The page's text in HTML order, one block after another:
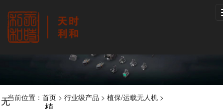
当前位置： 首页 > 行业级产品 > 植保/运载无人机 >
无
植